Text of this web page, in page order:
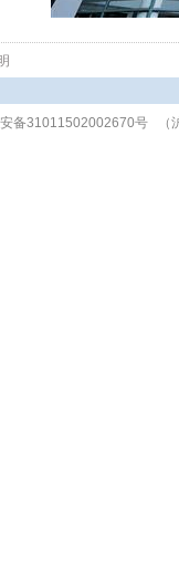
备31011502002670号 （